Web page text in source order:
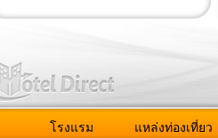
โรงแรม แหล่งท่องเที่ยว